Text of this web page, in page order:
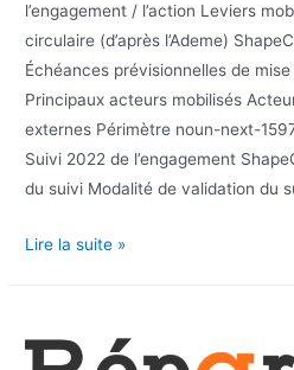
l’engagement / l’action Leviers
circulaire (d’après l’Ademe)
Échéances prévisionnelles de
Principaux acteurs mobilisés
externes Périmètre noun-next-
Suivi 2022 de l’engagement
du suivi Modalité de validation du
Lire la suite »